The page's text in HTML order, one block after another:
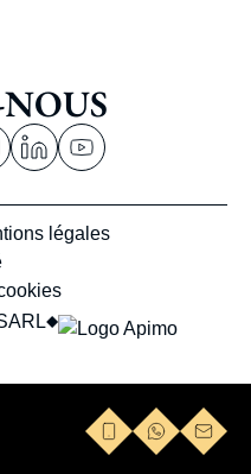
légales
de confidentialité et les